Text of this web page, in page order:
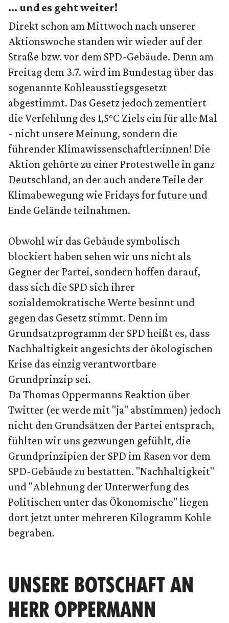
... und es geht weiter!
Direkt schon am Mittwoch nach unserer
Aktionswoche standen wir wieder auf der
Straße bzw. vor dem SPD-Gebäude. Denn am
Freitag dem 3.7. wird im Bundestag über das
sogenannte Kohleausstiegsgesetzt
abgestimmt. Das Gesetz jedoch zementiert
die Verfehlung des 1,5°C Ziels ein für alle Mal
- nicht unsere Meinung, sondern die
führender Klimawissenschaftler:innen! Die
Aktion gehörte zu einer Protestwelle in ganz
Deutschland, an der auch andere Teile der
Klimabewegung wie Fridays for future und
Ende Gelände teilnahmen.
Obwohl wir das Gebäude symbolisch
blockiert haben sehen wir uns nicht als
Gegner der Partei, sondern hoffen darauf,
dass sich die SPD sich ihrer
sozialdemokratische Werte besinnt und
gegen das Gesetz stimmt. Denn im
Grundsatzprogramm der SPD heißt es, dass
Nachhaltigkeit angesichts der ökologischen
Krise das einzig verantwortbare
Grundprinzip sei.
Da Thomas Oppermanns Reaktion über
Twitter (er werde mit "ja" abstimmen) jedoch
nicht den Grundsätzen der Partei entsprach,
fühlten wir uns gezwungen gefühlt, die
Grundprinzipien der SPD im Rasen vor dem
SPD-Gebäude zu bestatten. "Nachhaltigkeit"
und "Ablehnung der Unterwerfung des
Politischen unter das Ökonomische" liegen
dort jetzt unter mehreren Kilogramm Kohle
begraben.
UNSERE BOTSCHAFT AN
HERR OPPERMANN